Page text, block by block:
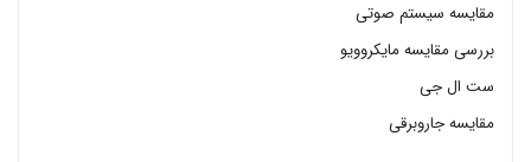
مقایسه سیستم صوتی
بررسی مقایسه مایکروویو
ست ال جی
مقایسه جاروبرقی